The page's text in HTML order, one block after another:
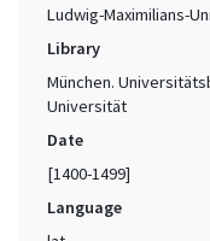
Ludwig-Maximilians-
Library
München.
Universität
Date
[1400-1499]
Language